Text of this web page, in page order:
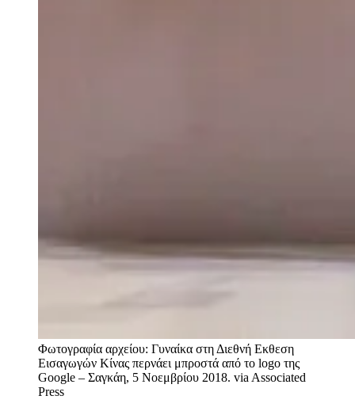
Φωτογραφία αρχείου: Γυναίκα στη Διεθνή Εκθεση
Εισαγωγών Κίνας περνάει μπροστά από το logo της
Google – Σαγκάη, 5 Νοεμβρίου 2018. via Associated
Press